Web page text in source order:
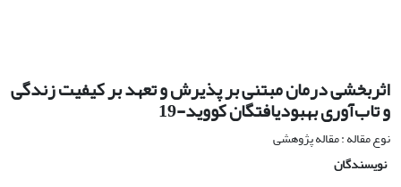
اثربخشی درمان مبتنی بر پذیرش و تعهد بر کیفیت زندگی
و تاب‌آوری بهبودیافتگان کووید-19
نوع مقاله : مقاله پژوهشی
نویسندگان